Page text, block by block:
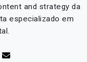
and strategy da
especializado em